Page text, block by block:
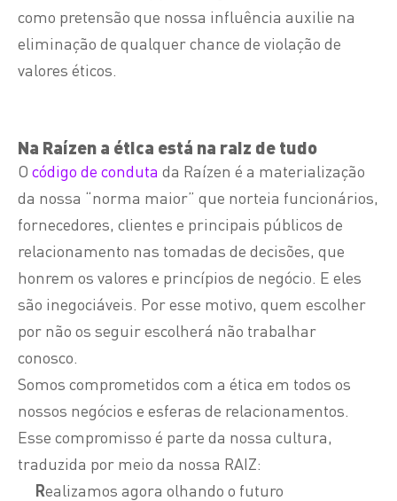
como pretensão que nossa influência auxilie na
eliminação de qualquer chance de violação de
valores éticos.
Na Raízen a ética está na raiz de tudo
O código de conduta da Raízen é a materialização
da nossa “norma maior” que norteia funcionários,
fornecedores, clientes e principais públicos de
relacionamento nas tomadas de decisões, que
honrem os valores e princípios de negócio. E eles
são inegociáveis. Por esse motivo, quem escolher
por não os seguir escolherá não trabalhar
conosco.
Somos comprometidos com a ética em todos os
nossos negócios e esferas de relacionamentos.
Esse compromisso é parte da nossa cultura,
traduzida por meio da nossa RAIZ:
Realizamos agora olhando o futuro